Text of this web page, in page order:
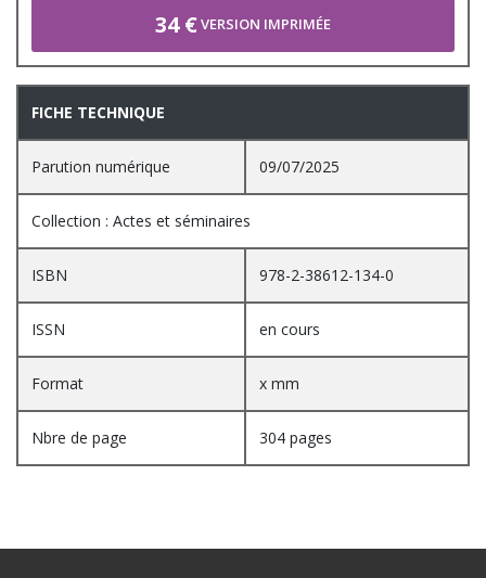
34 €VERSION IMPRIMÉE
FICHE TECHNIQUE
Parution numérique 09/07/2025
Collection : Actes et séminaires
ISBN 978-2-38612-134-0
ISSN en cours
Format x mm
Nbre de page 304 pages